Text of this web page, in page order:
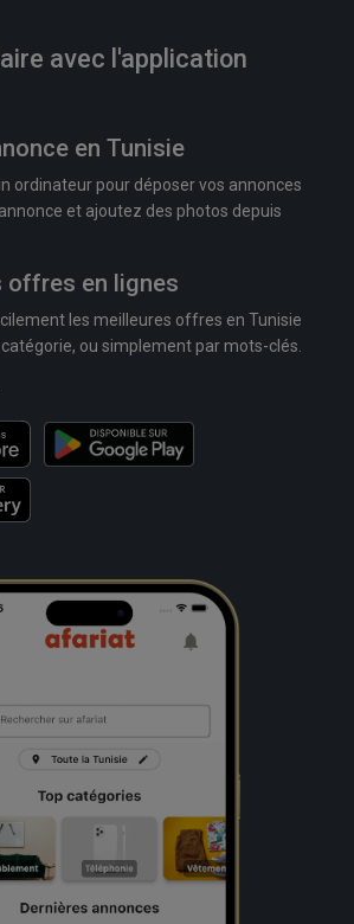
avec l'application
en Tunisie
ordinateur pour déposer vos annonces
et ajoutez des photos depuis
offres en lignes
les meilleures offres en Tunisie
ou simplement par mots-clés.